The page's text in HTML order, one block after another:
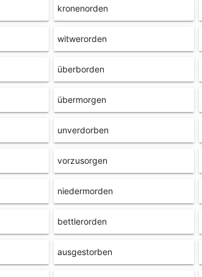
kronenorden
witwerorden
überborden
übermorgen
unverdorben
vorzusorgen
niedermorden
bettlerorden
ausgestorben